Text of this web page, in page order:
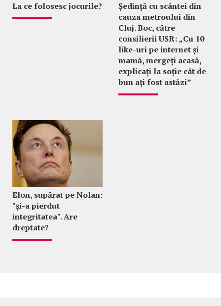
La ce folosesc jocurile?
Ședință cu scântei din
cauza metroului din
Cluj. Boc, către
consilierii USR: „Cu 10
like-uri pe internet și
mamă, mergeți acasă,
explicați la soție cât de
bun ați fost astăzi”
Elon, supărat pe Nolan:
"şi-a pierdut
integritatea". Are
dreptate?